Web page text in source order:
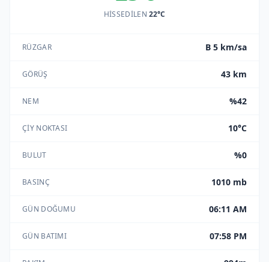
HISSEDILEN22°C
RÜZGAR B 5 km/sa
GÖRÜŞ 43 km
NEM %42
ÇIY NOKTASI 10°C
BULUT %0
BASINÇ 1010 mb
GÜN DOĞUMU 06:11 AM
GÜN BATIMI 07:58 PM